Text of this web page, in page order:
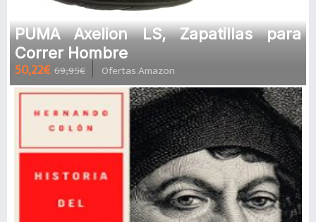
PUMA Axelion LS, Zapatillas para
Correr Hombre
50,22€ 69,95€ Ofertas Amazon